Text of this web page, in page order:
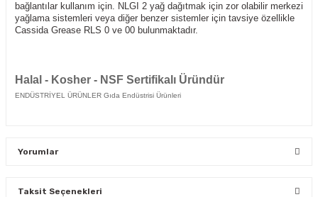
bağlantılar kullanım için. NLGI 2 yağ dağıtmak için zor olabilir merkezi
yağlama sistemleri veya diğer benzer sistemler için tavsiye özellikle
Cassida Grease RLS 0 ve 00 bulunmaktadır.
Halal - Kosher - NSF Sertifikalı Üründür
ENDÜSTRİYEL ÜRÜNLER Gıda Endüstrisi Ürünleri
Yorumlar
Taksit Seçenekleri